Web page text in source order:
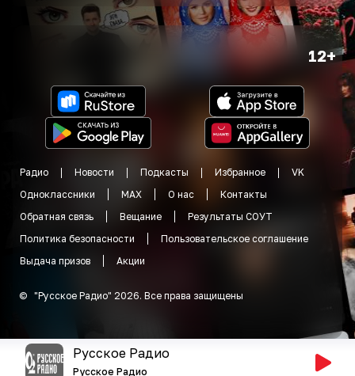
12+
Радио Новости Подкасты Избранное
VK
Одноклассники
MAX О нас
Контакты
Обратная связь
Вещание
Результаты СОУТ
Политика безопасности
Пользовательское соглашение
Выдача призов
Акции
© "Русское Радио" 2026. Все права защищены
Русское Радио
Русское Радио